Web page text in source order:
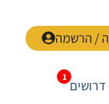
/ הרשמה
דרושים